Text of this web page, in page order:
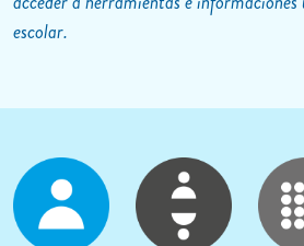
escolar.